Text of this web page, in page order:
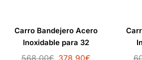
Carro Bandejero Acero
Inoxidable para 32
Bandejas Self Service
568,00€ 378,90€